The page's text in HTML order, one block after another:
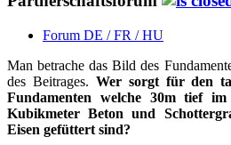
Forum DE / FR / HU
Man betrache das Bild des
des Beitrages. Wer sorgt für den
Fundamenten welche 30m tief
Kubikmeter Beton und
Eisen gefüttert sind?